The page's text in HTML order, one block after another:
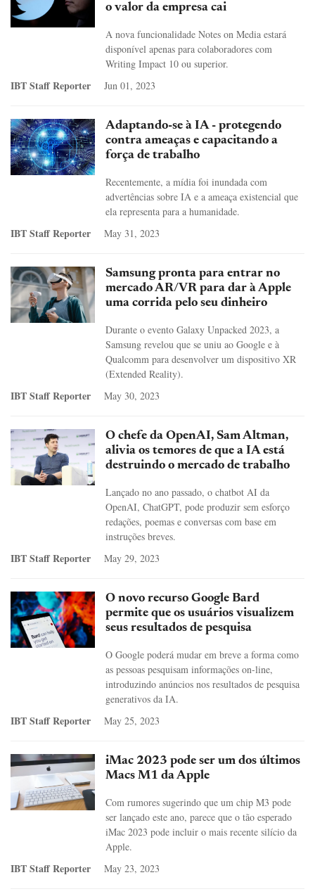
o valor da empresa cai
A nova funcionalidade Notes on Media estará
disponível apenas para colaboradores com
Writing Impact 10 ou superior.
IBT Staff Reporter Jun 01, 2023
Adaptando-se à IA - protegendo
contra ameaças e capacitando a
força de trabalho
Recentemente, a mídia foi inundada com
advertências sobre IA e a ameaça existencial que
ela representa para a humanidade.
IBT Staff Reporter May 31, 2023
Samsung pronta para entrar no
mercado AR/VR para dar à Apple
uma corrida pelo seu dinheiro
Durante o evento Galaxy Unpacked 2023, a
Samsung revelou que se uniu ao Google e à
Qualcomm para desenvolver um dispositivo XR
(Extended Reality).
IBT Staff Reporter May 30, 2023
O chefe da OpenAI, Sam Altman,
alivia os temores de que a IA está
destruindo o mercado de trabalho
Lançado no ano passado, o chatbot AI da
OpenAI, ChatGPT, pode produzir sem esforço
redações, poemas e conversas com base em
instruções breves.
IBT Staff Reporter May 29, 2023
O novo recurso Google Bard
permite que os usuários visualizem
seus resultados de pesquisa
O Google poderá mudar em breve a forma como
as pessoas pesquisam informações on-line,
introduzindo anúncios nos resultados de pesquisa
generativos da IA.
IBT Staff Reporter May 25, 2023
iMac 2023 pode ser um dos últimos
Macs M1 da Apple
Com rumores sugerindo que um chip M3 pode
ser lançado este ano, parece que o tão esperado
iMac 2023 pode incluir o mais recente silício da
Apple.
IBT Staff Reporter May 23, 2023